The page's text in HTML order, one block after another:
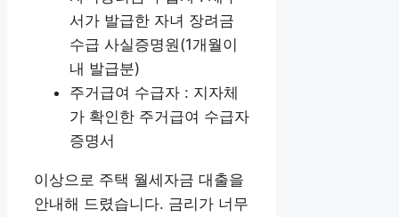
서가 발급한 자녀 장려금
수급 사실증명원(1개월이
내 발급분)
주거급여 수급자 : 지자체
가 확인한 주거급여 수급자
증명서
이상으로 주택 월세자금 대출을
안내해 드렸습니다. 금리가 너무